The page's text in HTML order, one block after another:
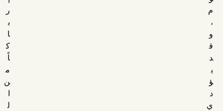
م
،
و
ق
د
ي
ؤ
د
ي
ر
ب
ا
ك
اً
م
ن
ا
ل